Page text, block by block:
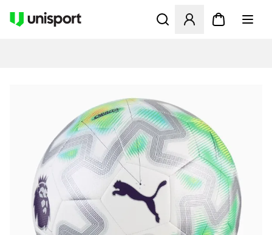
Åpner en Modal for å